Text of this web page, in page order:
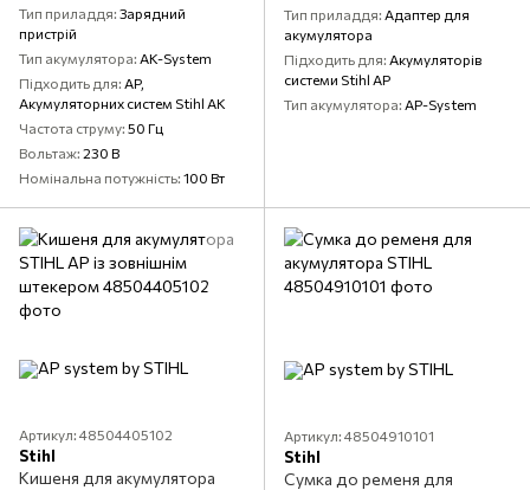
Тип приладдя Зарядний
пристрій
Тип акумулятора AK-System
Підходить для AP,
Акумуляторних систем Stihl AK
Частота струму 50 Гц
Вольтаж 230 В
Номінальна потужність 100 Вт
Тип приладдя Адаптер для
акумулятора
Підходить для Акумуляторів
системи Stihl AP
Тип акумулятора AP-System
Артикул: 48504405102
Stihl
Кишеня для акумулятора
Артикул: 48504910101
Stihl
Сумка до ременя для